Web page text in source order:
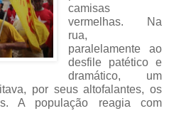
camisas
vermelhas. Na
rua,
paralelamente ao
desfile patético e
dramático, um
por seus altofalantes, os
A população reagia com